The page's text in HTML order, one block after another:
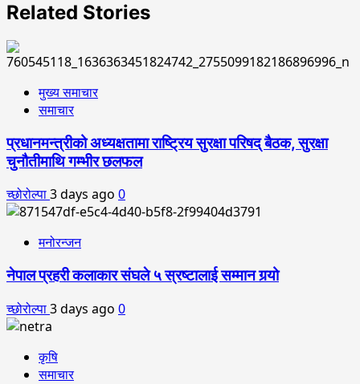
Related Stories
मुख्य समाचार
समाचार
प्रधानमन्त्रीको अध्यक्षतामा राष्ट्रिय सुरक्षा परिषद् बैठक, सुरक्षा
चुनौतीमाथि गम्भीर छलफल
च्छोरोल्पा3 days ago 0
मनोरन्जन
नेपाल प्रहरी कलाकार संघले ५ स्रष्टालाई सम्मान गर्‍यो
च्छोरोल्पा3 days ago 0
कृषि
समाचार